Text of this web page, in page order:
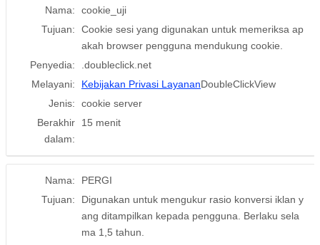
Nama:
cookie_uji
Tujuan:
Cookie sesi yang digunakan untuk memeriksa ap
akah browser pengguna mendukung cookie.
Penyedia:
.doubleclick.net
Melayani:
Kebijakan Privasi LayananDoubleClickView
Jenis:
cookie server
Berakhir
dalam:
15 menit
Nama:
PERGI
Tujuan:
Digunakan untuk mengukur rasio konversi iklan y
ang ditampilkan kepada pengguna. Berlaku sela
ma 1,5 tahun.